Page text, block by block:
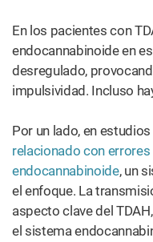
En los pacientes con
endocannabinoide en
desregulado,
impulsividad. Incluso
Por un lado, en
relacionado con
endocannabinoide, un
el enfoque. La
aspecto clave del
el sistema